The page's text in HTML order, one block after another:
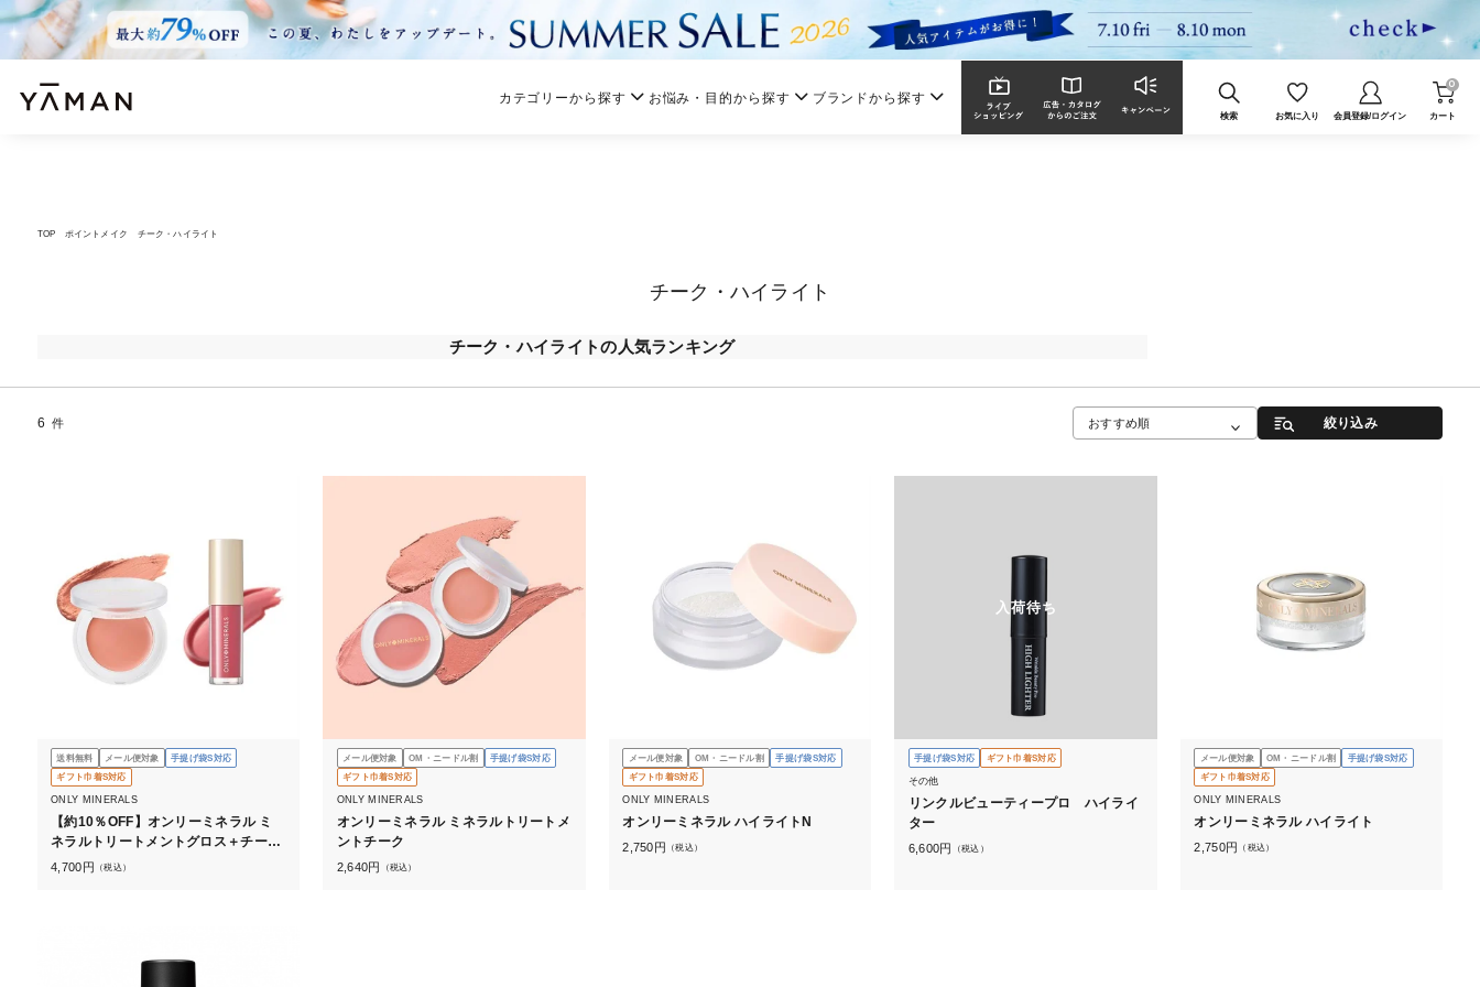
カテゴリーから探す お悩み・目的から探す ブランドから探す
検索 お気に入り 会員登録/ログイン カート
0
TOP ポイントメイク チーク・ハイライト
チーク・ハイライト
チーク・ハイライトの人気ランキング
6 件 おすすめ順 絞り込み
送料無料 メール便対象
手提げ袋S対応
ギフト巾着S対応
ONLY MINERALS
【約10％OFF】オンリーミネラル ミ
ネラルトリートメントグロス＋チーク
セット
4,700円 （税込）
メール便対象 OM・ニードル割
手提げ袋S対応
ギフト巾着S対応
ONLY MINERALS
オンリーミネラル ミネラルトリートメ
ントチーク
2,640円 （税込）
メール便対象 OM・ニードル割
手提げ袋S対応
ギフト巾着S対応
ONLY MINERALS
オンリーミネラル ハイライトN
2,750円 （税込）
入荷待ち
手提げ袋S対応 ギフト巾着S対応
その他
リンクルビューティープロ ハイライ
ター
6,600円 （税込）
メール便対象 OM・ニードル割
手提げ袋S対応
ギフト巾着S対応
ONLY MINERALS
オンリーミネラル ハイライト
2,750円 （税込）